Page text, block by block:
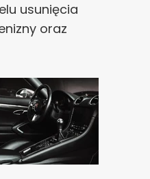
usunięcia
oraz